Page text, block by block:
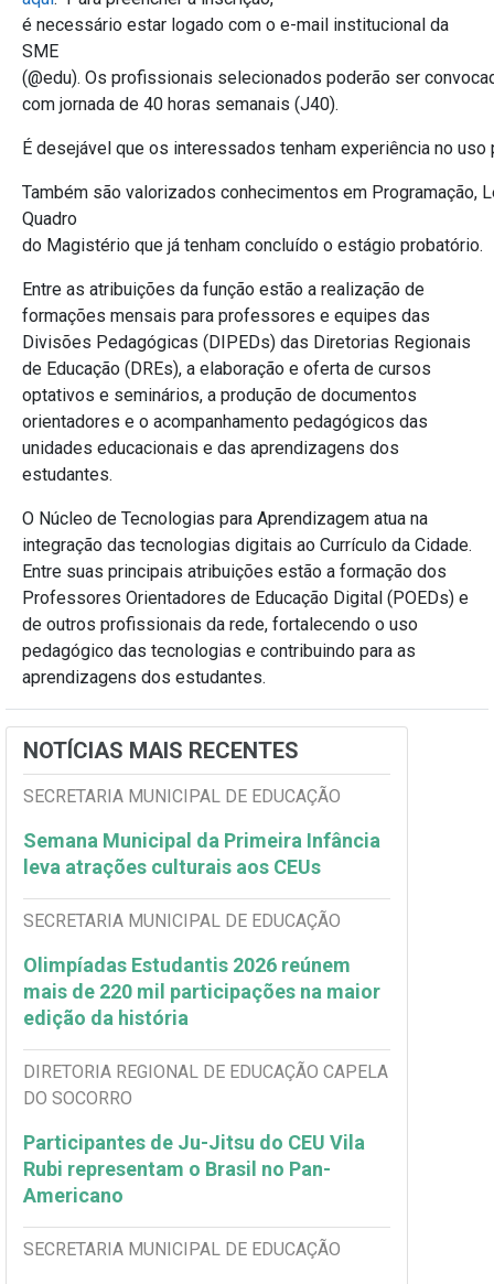
é necessário estar logado com o e-mail institucional da
SME
(@edu). Os profissionais selecionados poderão ser
com jornada de 40 horas semanais (J40).
É desejável que os interessados tenham experiência no
Também são valorizados conhecimentos em Programação,
Quadro
do Magistério que já tenham concluído o estágio probatório.
Entre as atribuições da função estão a realização de
formações mensais para professores e equipes das
Divisões Pedagógicas (DIPEDs) das Diretorias Regionais
de Educação (DREs), a elaboração e oferta de cursos
optativos e seminários, a produção de documentos
orientadores e o acompanhamento pedagógicos das
unidades educacionais e das aprendizagens dos
estudantes.
O Núcleo de Tecnologias para Aprendizagem atua na
integração das tecnologias digitais ao Currículo da Cidade.
Entre suas principais atribuições estão a formação dos
Professores Orientadores de Educação Digital (POEDs) e
de outros profissionais da rede, fortalecendo o uso
pedagógico das tecnologias e contribuindo para as
aprendizagens dos estudantes.
NOTÍCIAS MAIS RECENTES
SECRETARIA MUNICIPAL DE EDUCAÇÃO
Semana Municipal da Primeira Infância
leva atrações culturais aos CEUs
SECRETARIA MUNICIPAL DE EDUCAÇÃO
Olimpíadas Estudantis 2026 reúnem
mais de 220 mil participações na maior
edição da história
DIRETORIA REGIONAL DE EDUCAÇÃO CAPELA
DO SOCORRO
Participantes de Ju-Jitsu do CEU Vila
Rubi representam o Brasil no Pan-
Americano
SECRETARIA MUNICIPAL DE EDUCAÇÃO